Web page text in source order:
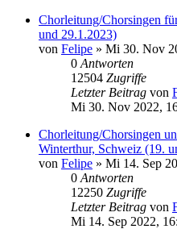
Chorleitung/Chorsingen
und 29.1.2023)
von Felipe » Mi 30. Nov
0 Antworten
12504 Zugriffe
Letzter Beitrag von
Mi 30. Nov 2022,
Chorleitung/Chorsingen
Winterthur, Schweiz (19.
von Felipe » Mi 14. Sep
0 Antworten
12250 Zugriffe
Letzter Beitrag von
Mi 14. Sep 2022,